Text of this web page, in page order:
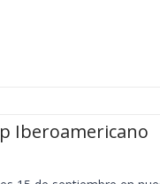
Iberoamericano